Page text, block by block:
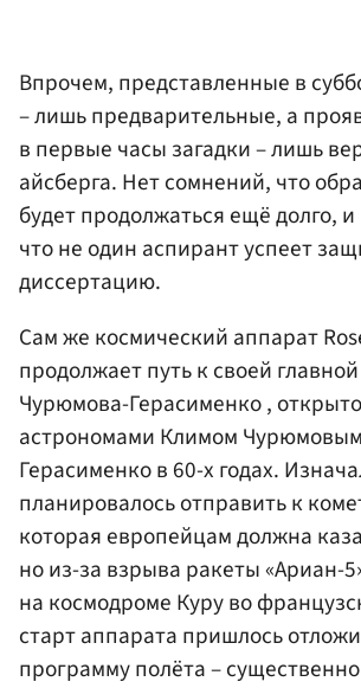
Впрочем, представленные в
– лишь предварительные, а
в первые часы загадки – лишь
айсберга. Нет сомнений, что
будет продолжаться ещё долго,
что не один аспирант успеет
диссертацию.
Сам же космический аппарат
продолжает путь к своей
Чурюмова-Герасименко ,
астрономами Климом
Герасименко в 60-х годах.
планировалось отправить к
которая европейцам должна
но из-за взрыва ракеты «Ариан-
на космодроме Куру во
старт аппарата пришлось
программу полёта –